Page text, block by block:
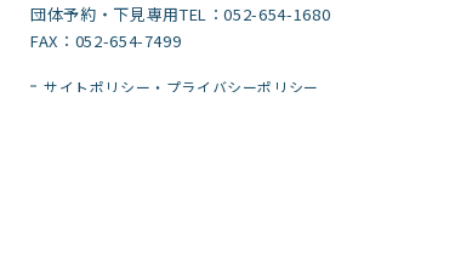
団体予約・下見専用TEL：052-654-1680
FAX：052-654-7499
サイトポリシー・プライバシーポリシー